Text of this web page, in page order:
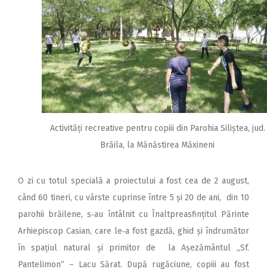
Activități recreative pentru copiii din Parohia Siliștea, jud.
Brăila, la Mănăstirea Măxineni
O zi cu totul specială a proiectului a fost cea de 2 august,
când 60 tineri, cu vârste cuprinse între 5 și 20 de ani, din 10
parohii brăilene, s‑au întâlnit cu Înaltpreasfințitul Părinte
Arhiepiscop Casian, care le‑a fost gazdă, ghid și îndrumător
în spațiul natural și primitor de la Așezământul „Sf.
Pantelimon“ – Lacu Sărat. După rugăciune, copiii au fost